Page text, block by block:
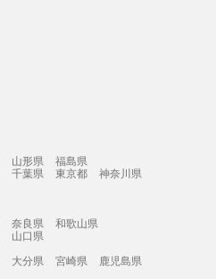
山形県
福島県
千葉県 東京都
神奈川県
奈良県
和歌山県
山口県
大分県 宮崎県
鹿児島県